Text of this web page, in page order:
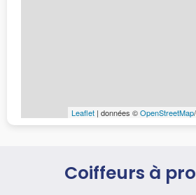
Leaflet | données ©OpenStreetMap
Coiffeurs à